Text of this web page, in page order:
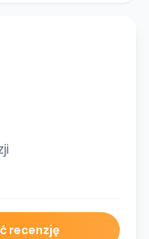
recenzję